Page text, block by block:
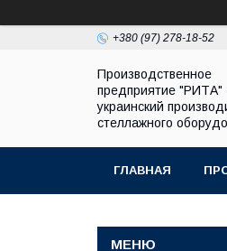
+380 (97) 278-18-52
Производственное
предприятие "РИТА"
украинский
стеллажного
ГЛАВНАЯ